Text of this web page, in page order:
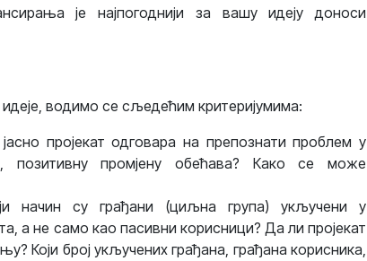
је најпогоднији за вашу идеју доноси
водимо се сљедећим критеријумима:
пројекат одговара на препознати проблем у
позитивну промјену обећава? Како се може
начин су грађани (циљна група) укључени у
а не само као пасивни корисници? Да ли пројекат
Који број укључених грађана, грађана корисника,